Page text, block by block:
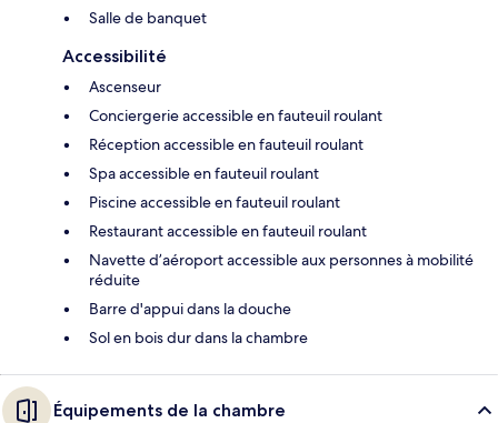
Salle de banquet
Accessibilité
Ascenseur
Conciergerie accessible en fauteuil roulant
Réception accessible en fauteuil roulant
Spa accessible en fauteuil roulant
Piscine accessible en fauteuil roulant
Restaurant accessible en fauteuil roulant
Navette d’aéroport accessible aux personnes à mobilité
réduite
Barre d'appui dans la douche
Sol en bois dur dans la chambre
Équipements de la chambre